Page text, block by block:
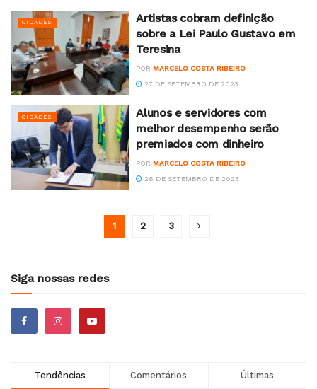
CIDADES
Artistas cobram definição
sobre a Lei Paulo Gustavo em
Teresina
POR MARCELO COSTA RIBEIRO
27 DE SETEMBRO DE 2023
CIDADES
Alunos e servidores com
melhor desempenho serão
premiados com dinheiro
POR MARCELO COSTA RIBEIRO
26 DE SETEMBRO DE 2023
1 2 3
Siga nossas redes
Tendências Comentários Últimas